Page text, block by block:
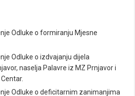
Odluke o formiranju Mjesne
Odluke o izdvajanju dijela
naselja Palavre iz MZ Prnjavor i
Odluke o deficitarnim zanimanjima